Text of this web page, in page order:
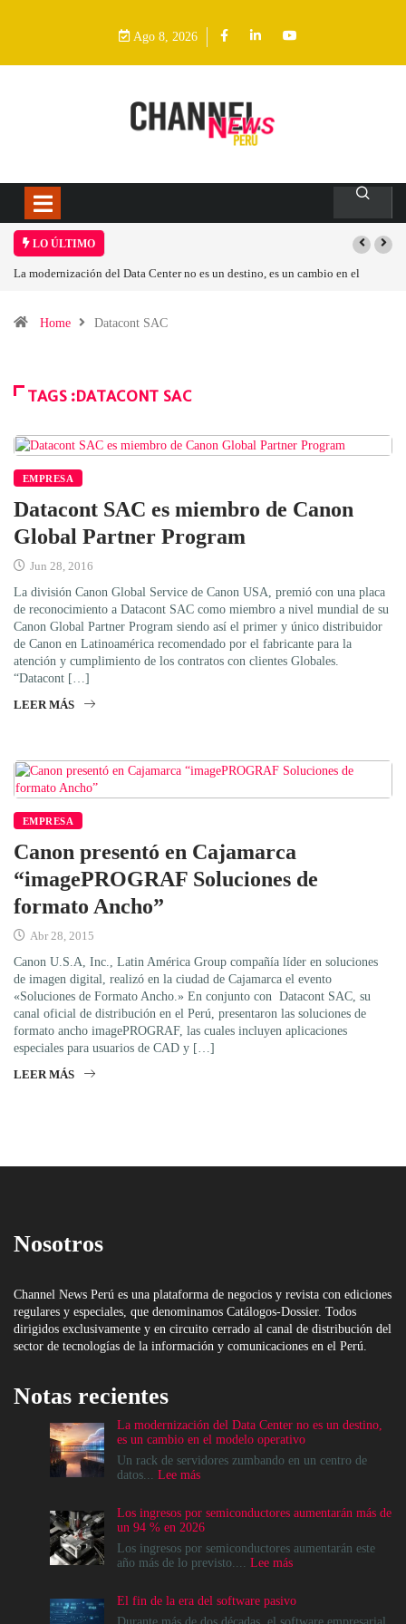
Ago 8, 2026
LO ÚLTIMO
La modernización del Data Center no es un destino, es un cambio en el
Home
Datacont SAC
TAGS :DATACONT SAC
EMPRESA
Datacont SAC es miembro de Canon
Global Partner Program
Jun 28, 2016
La división Canon Global Service de Canon USA, premió con una placa
de reconocimiento a Datacont SAC como miembro a nivel mundial de su
Canon Global Partner Program siendo así el primer y único distribuidor
de Canon en Latinoamérica recomendado por el fabricante para la
atención y cumplimiento de los contratos con clientes Globales.
“Datacont […]
LEER MÁS
EMPRESA
Canon presentó en Cajamarca
“imagePROGRAF Soluciones de
formato Ancho”
Abr 28, 2015
Canon U.S.A, Inc., Latin América Group compañía líder en soluciones
de imagen digital, realizó en la ciudad de Cajamarca el evento
«Soluciones de Formato Ancho.» En conjunto con Datacont SAC, su
canal oficial de distribución en el Perú, presentaron las soluciones de
formato ancho imagePROGRAF, las cuales incluyen aplicaciones
especiales para usuarios de CAD y […]
LEER MÁS
Nosotros
Channel News Perú es una plataforma de negocios y revista con ediciones
regulares y especiales, que denominamos Catálogos-Dossier. Todos
dirigidos exclusivamente y en circuito cerrado al canal de distribución del
sector de tecnologías de la información y comunicaciones en el Perú.
Notas recientes
La modernización del Data Center no es un destino,
es un cambio en el modelo operativo
Un rack de servidores zumbando en un centro de
datos... Lee más:
del
Data
Center
no
destino,
es
Los ingresos por semiconductores aumentarán más de
un 94 % en 2026
Los ingresos por semiconductores aumentarán este
año más de lo previsto.... Lee más:
por
semiconductores
El fin de la era del software pasivo